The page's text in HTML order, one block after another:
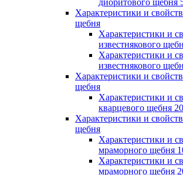
диоритового щебня
Характеристики и
щебня
Характеристики и
известнякового
Характеристики и
известнякового
Характеристики и
щебня
Характеристики и
кварцевого щебня
Характеристики и
щебня
Характеристики и
мраморного щебня
Характеристики и
мраморного щебня